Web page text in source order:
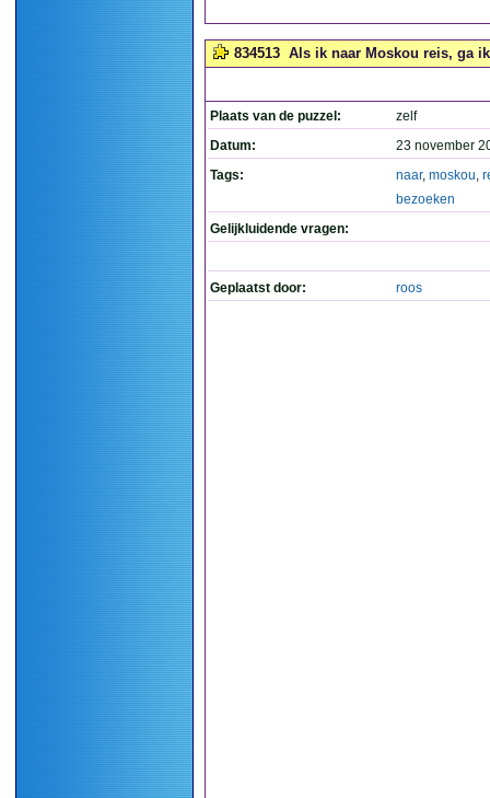
834513 Als ik naar Moskou reis, ga
Plaats van de puzzel:
zelf
Datum:
23 november
Tags:
naar, moskou,
bezoeken
Gelijkluidende vragen:
Geplaatst door: roos